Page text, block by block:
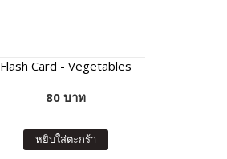
Flash Card - Vegetables
80 บาท
หยิบใส่ตะกร้า